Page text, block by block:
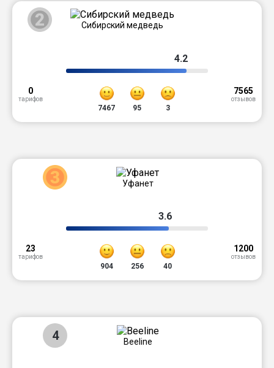
2
Сибирский медведь
4.2
0
тарифов
7467 95 3
7565
отзывов
3
Уфанет
3.6
23
тарифов
904 256 40
1200
отзывов
4 Beeline